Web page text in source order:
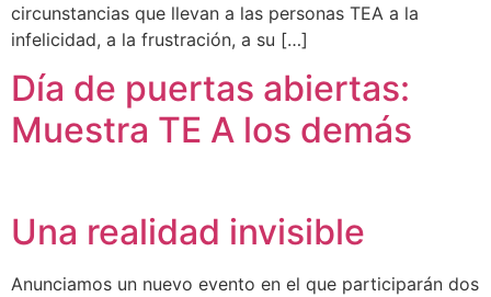
circunstancias que llevan a las personas TEA a la
infelicidad, a la frustración, a su […]
Día de puertas abiertas:
Muestra TE A los demás
Una realidad invisible
Anunciamos un nuevo evento en el que participarán dos